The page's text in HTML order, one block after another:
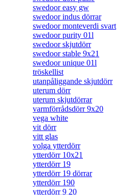
swedoor easy gw
swedoor indus dörrar
swedoor monteverdi svart
swedoor purity 01l
swedoor skjutdörr
swedoor stable 9x21
swedoor unique 01l
tröskellist
utanpåliggande skjutdörr
uterum dörr
uterum skjutdörrar
varmförrådsdörr 9x20
vega white
vit dörr
vitt glas
volga ytterdörr
ytterdörr 10x21
ytterdörr 19
ytterdörr 19 dörrar
ytterdörr 190
ytterdörr 9 20